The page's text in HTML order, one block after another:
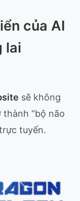
của AI
lai
sẽ không
“bộ não
tuyến.